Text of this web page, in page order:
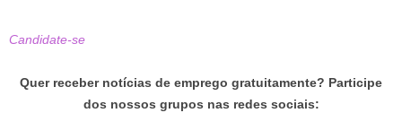
Candidate-se
Quer receber notícias de emprego gratuitamente? Participe
dos nossos grupos nas redes sociais: